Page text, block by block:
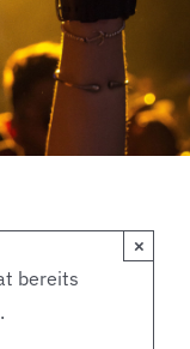
bereits
×